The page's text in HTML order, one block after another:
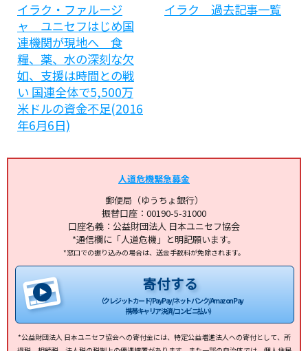
イラク・ファルージ
ャ ユニセフはじめ国
連機関が現地へ 食
糧、薬、水の深刻な欠
如、支援は時間との戦
い 国連全体で5,500万
米ドルの資金不足(2016
年6月6日)
イラク 過去記事一覧
人道危機緊急募金
郵便局（ゆうちょ銀行）
振替口座：00190-5-31000
口座名義：公益財団法人 日本ユニセフ協会
*通信欄に「人道危機」と明記願います。
*窓口での振り込みの場合は、送金手数料が免除されます。
寄付する
（クレジットカード/PayPay/ネットバンク/Amazon Pay
携帯キャリア決済/コンビニ払い）
*公益財団法人 日本ユニセフ協会への寄付金には、特定公益増進法人への寄付として、所